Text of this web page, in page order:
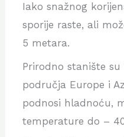
Iako snažnog
sporije raste, ali
5 metara.
Prirodno stanište
područja Europe i
podnosi hladnoću,
temperature do –